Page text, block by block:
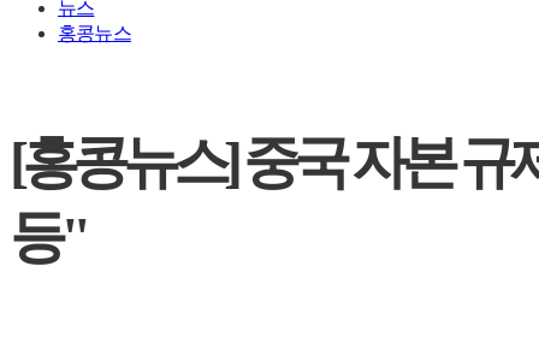
뉴스
홍콩뉴스
[홍콩뉴스] 중국 자본 규
등"